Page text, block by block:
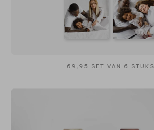
69,95 SET VAN 6 STUKS